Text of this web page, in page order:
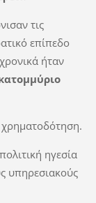
τις
επίπεδο
ήταν
χρηματοδότηση.
ηγεσία
υπηρεσιακούς